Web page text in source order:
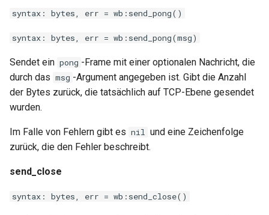
selective-cache-purge
server-redirect
shibboleth
slowfs
syntax: bytes, err = wb:send_pong()
syntax: bytes, err = wb:send_pong(msg)
Sendet ein pong -Frame mit einer optionalen Nachricht, die
durch das msg -Argument angegeben ist. Gibt die Anzahl
der Bytes zurück, die tatsächlich auf TCP-Ebene gesendet
wurden.
Im Falle von Fehlern gibt es nil und eine Zeichenfolge
zurück, die den Fehler beschreibt.
send_close
syntax: bytes, err = wb:send_close()